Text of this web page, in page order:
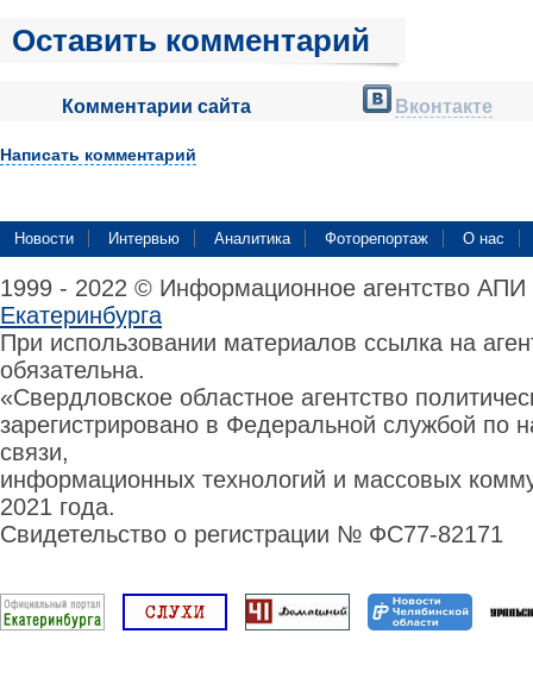
Оставить комментарий
Комментарии сайта Вконтакте
Написать комментарий
Новости Интервью Аналитика Фоторепортаж О нас
1999 - 2022 © Информационное агентство
Екатеринбурга
При использовании материалов ссылка на
обязательна.
«Свердловское областное агентство
зарегистрировано в Федеральной службой по
связи,
информационных технологий и массовых
2021 года.
Свидетельство о регистрации № ФС77-82171